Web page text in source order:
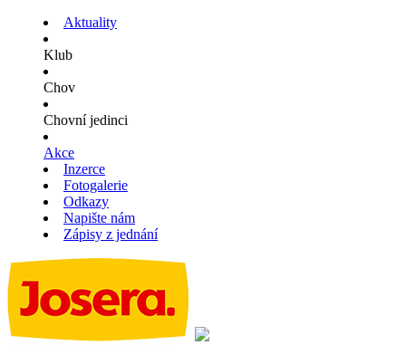
Aktuality
Klub
Chov
Chovní jedinci
Akce
Inzerce
Fotogalerie
Odkazy
Napište nám
Zápisy z jednání